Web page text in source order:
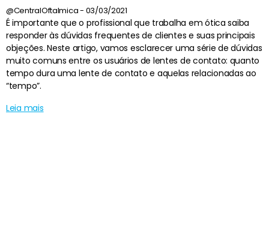
@CentralOftalmica 03/03/2021
É importante que o profissional que trabalha em ótica saiba
responder às dúvidas frequentes de clientes e suas principais
objeções. Neste artigo, vamos esclarecer uma série de dúvidas
muito comuns entre os usuários de lentes de contato: quanto
tempo dura uma lente de contato e aquelas relacionadas ao
“tempo”.
Leia mais